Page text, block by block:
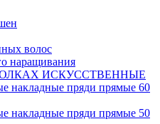
волос
наращивания
ИСКУССТВЕННЫЕ
накладные пряди прямые 60
накладные пряди прямые 50